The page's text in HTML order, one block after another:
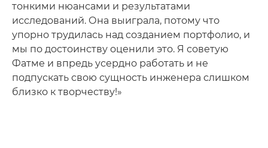
тонкими нюансами и результатами
исследований. Она выиграла, потому что
упорно трудилась над созданием портфолио, и
мы по достоинству оценили это. Я советую
Фатме и впредь усердно работать и не
подпускать свою сущность инженера слишком
близко к творчеству!»